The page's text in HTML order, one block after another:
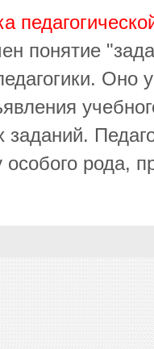
понятие
Оно
особого рода,